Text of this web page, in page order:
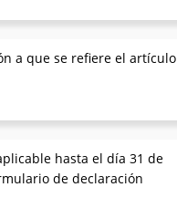
a que se refiere el artículo
hasta el día 31 de
de declaración